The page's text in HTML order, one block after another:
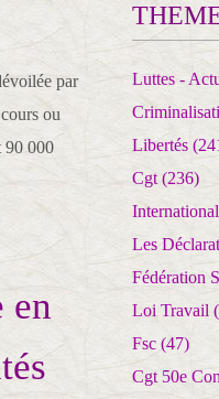
par
ou
90 000
en
Luttes -
Libertés
Cgt (236)
International
Les
Fédération
Loi Travail
Fsc (47)
Cgt 50e